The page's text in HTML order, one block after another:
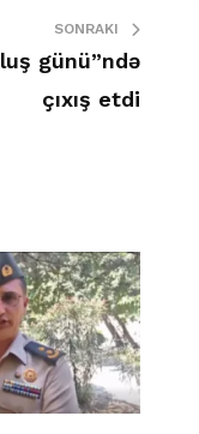
SONRAKI
günü”ndə
çıxış etdi